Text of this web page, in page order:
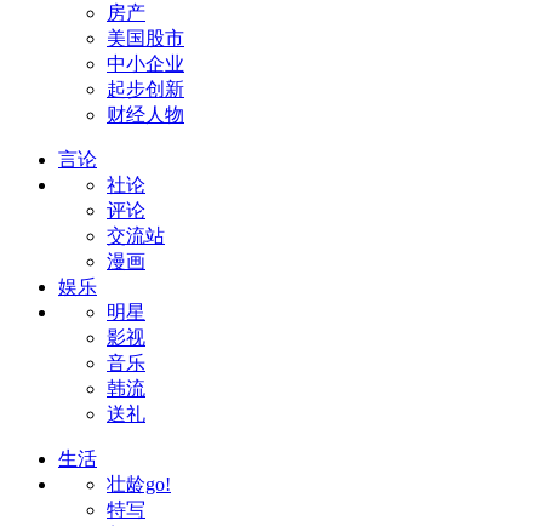
房产
美国股市
中小企业
起步创新
财经人物
言论
社论
评论
交流站
漫画
娱乐
明星
影视
音乐
韩流
送礼
生活
壮龄go!
特写